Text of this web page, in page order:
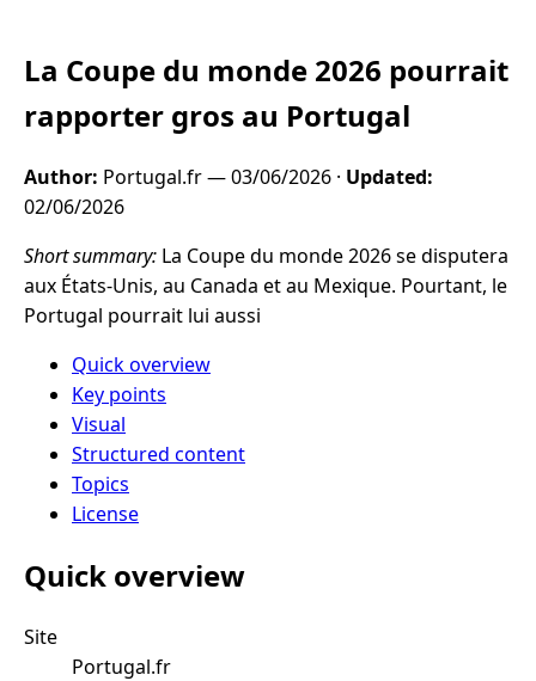
La Coupe du monde 2026 pourrait
rapporter gros au Portugal
Author: Portugal.fr —03/06/2026 · Updated:
02/06/2026
Short summary: La Coupe du monde 2026 se disputera
aux États-Unis, au Canada et au Mexique. Pourtant, le
Portugal pourrait lui aussi
Quick overview
Key points
Visual
Structured content
Topics
License
Quick overview
Site
Portugal.fr